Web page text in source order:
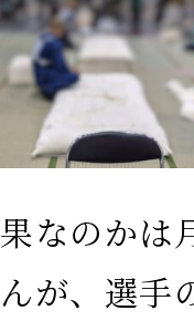
なのかは
が、選手